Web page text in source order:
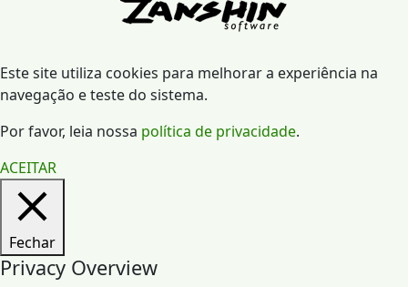
Este site utiliza cookies para melhorar a experiência na
navegação e teste do sistema.
Por favor, leia nossa política de privacidade.
ACEITAR
Fechar
Privacy Overview